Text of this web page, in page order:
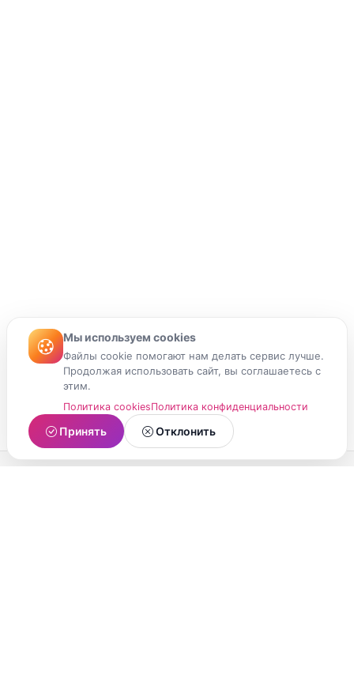
Мы используем cookies
Файлы cookie помогают нам делать сервис лучше.
Продолжая использовать сайт, вы соглашаетесь с
этим.
Политика cookiesПолитика конфиденциальности
Принять Отклонить